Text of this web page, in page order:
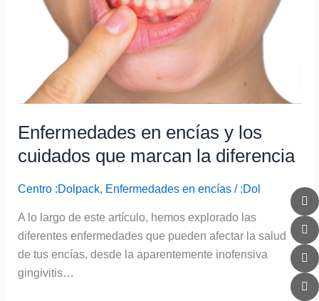
Enfermedades en encías y los
cuidados que marcan la diferencia
Centro :Dolpack, Enfermedades en encías/ :Dol
A lo largo de este artículo, hemos explorado las
diferentes enfermedades que pueden afectar la salud
de tus encías, desde la aparentemente inofensiva
gingivitis…
cuidados
diferencia